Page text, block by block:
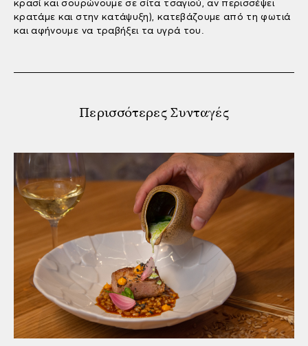
κρασί και σουρώνουμε σε σίτα τσαγιού, αν περισσέψει
κρατάμε και στην κατάψυξη), κατεβάζουμε από τη φωτιά
και αφήνουμε να τραβήξει τα υγρά του.
Περισσότερες Συνταγές